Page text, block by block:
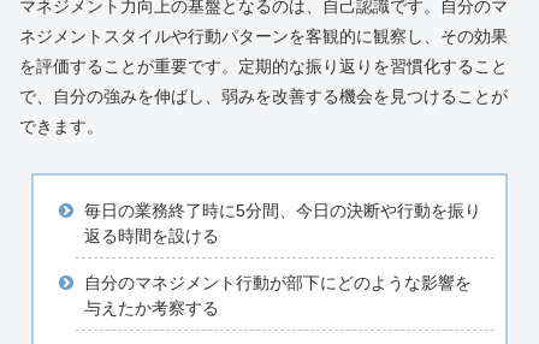
マネジメント力向上の基盤となるのは、自己認識です。自分のマ
ネジメントスタイルや行動パターンを客観的に観察し、その効果
を評価することが重要です。定期的な振り返りを習慣化すること
で、自分の強みを伸ばし、弱みを改善する機会を見つけることが
できます。
毎日の業務終了時に5分間、今日の決断や行動を振り
返る時間を設ける
自分のマネジメント行動が部下にどのような影響を
与えたか考察する